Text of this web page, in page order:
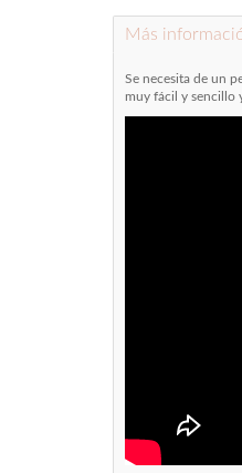
Más
Se necesita de un
muy fácil y sencillo